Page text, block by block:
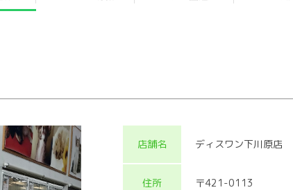
店舗名 ディスワン下川原店
住所
〒421-0113